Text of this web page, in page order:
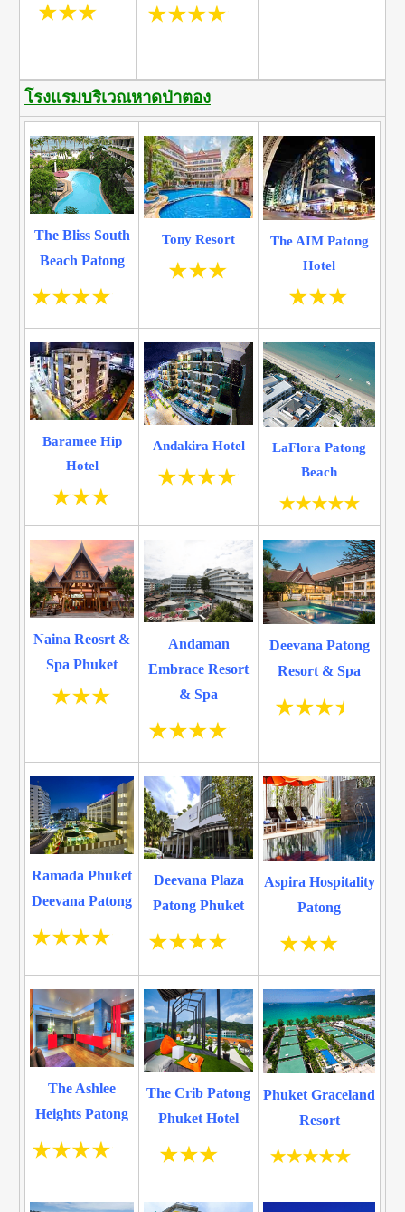
โรงแรมบริเวณหาดป่าตอง
The Bliss South
Beach Patong
Tony Resort
The AIM Patong
Hotel
Baramee Hip
Hotel
Andakira Hotel
LaFlora Patong
Beach
Naina Reosrt &
Spa Phuket
Andaman
Embrace Resort
& Spa
Deevana Patong
Resort & Spa
Ramada Phuket
Deevana Patong
Deevana Plaza
Patong Phuket
Aspira Hospitality
Patong
The Ashlee
Heights Patong
The Crib Patong
Phuket Hotel
Phuket Graceland
Resort